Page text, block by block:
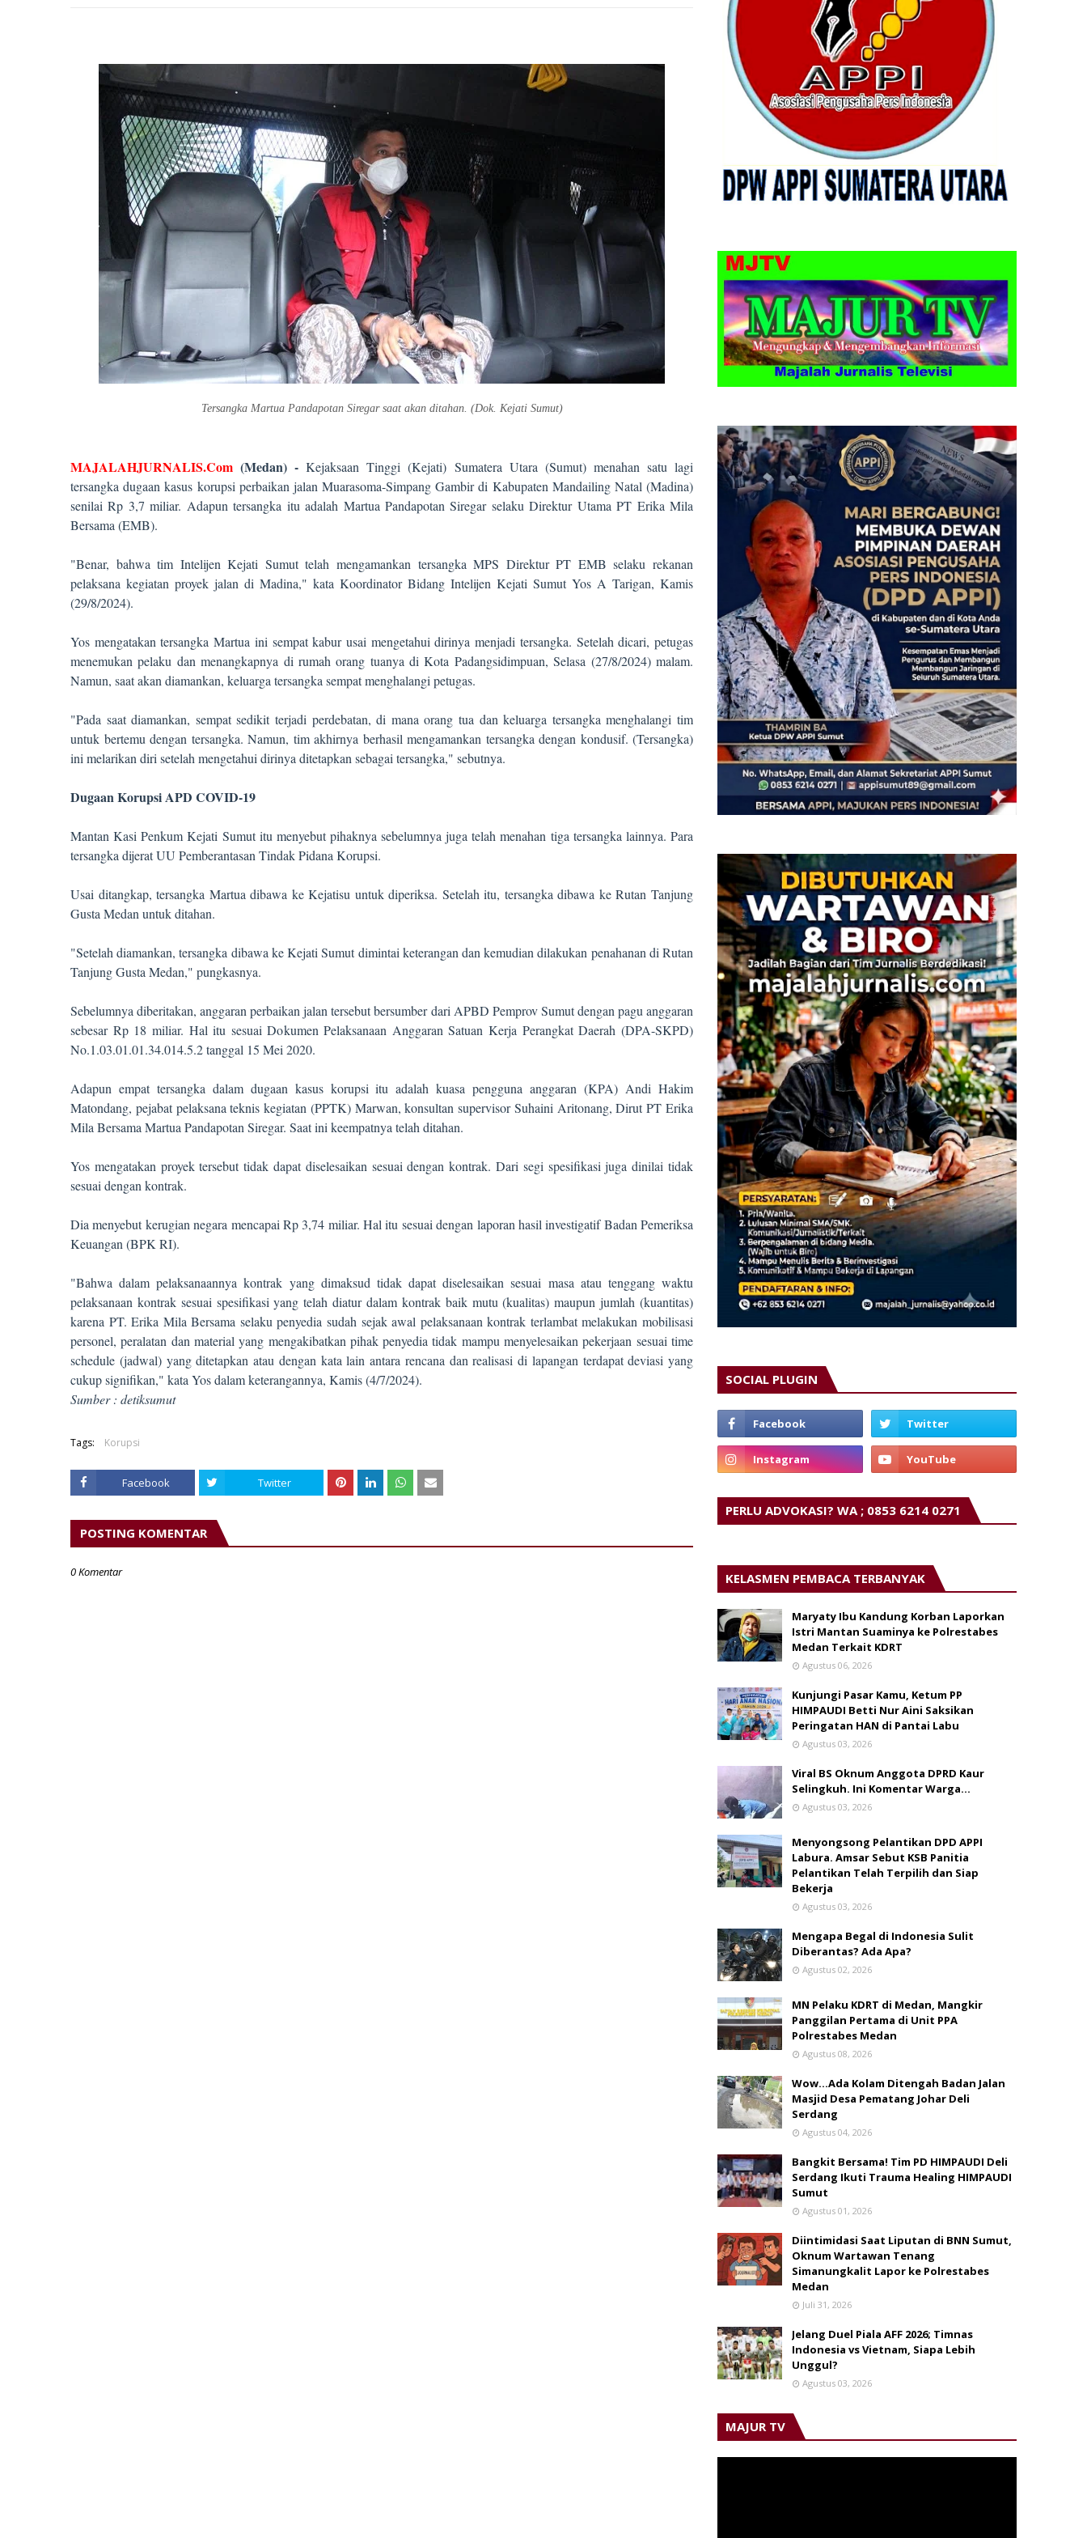
Tersangka Martua Pandapotan Siregar saat akan ditahan. (Dok. Kejati Sumut)
MAJALAHJURNALIS.Com(Medan) - Kejaksaan Tinggi (Kejati) Sumatera Utara (Sumut) menahan satu lagi
tersangka dugaan kasus korupsi perbaikan jalan Muarasoma-Simpang Gambir di Kabupaten Mandailing Natal (Madina)
senilai Rp 3,7 miliar. Adapun tersangka itu adalah Martua Pandapotan Siregar selaku Direktur Utama PT Erika Mila
Bersama (EMB).
"Benar, bahwa tim Intelijen Kejati Sumut telah mengamankan tersangka MPS Direktur PT EMB selaku rekanan
pelaksana kegiatan proyek jalan di Madina," kata Koordinator Bidang Intelijen Kejati Sumut Yos A Tarigan, Kamis
(29/8/2024).
Yos mengatakan tersangka Martua ini sempat kabur usai mengetahui dirinya menjadi tersangka. Setelah dicari, petugas
menemukan pelaku dan menangkapnya di rumah orang tuanya di Kota Padangsidimpuan, Selasa (27/8/2024) malam.
Namun, saat akan diamankan, keluarga tersangka sempat menghalangi petugas.
"Pada saat diamankan, sempat sedikit terjadi perdebatan, di mana orang tua dan keluarga tersangka menghalangi tim
untuk bertemu dengan tersangka. Namun, tim akhirnya berhasil mengamankan tersangka dengan kondusif. (Tersangka)
ini melarikan diri setelah mengetahui dirinya ditetapkan sebagai tersangka," sebutnya.
Dugaan Korupsi APD COVID-19
Mantan Kasi Penkum Kejati Sumut itu menyebut pihaknya sebelumnya juga telah menahan tiga tersangka lainnya. Para
tersangka dijerat UU Pemberantasan Tindak Pidana Korupsi.
Usai ditangkap, tersangka Martua dibawa ke Kejatisu untuk diperiksa. Setelah itu, tersangka dibawa ke Rutan Tanjung
Gusta Medan untuk ditahan.
"Setelah diamankan, tersangka dibawa ke Kejati Sumut dimintai keterangan dan kemudian dilakukan penahanan di Rutan
Tanjung Gusta Medan," pungkasnya.
Sebelumnya diberitakan, anggaran perbaikan jalan tersebut bersumber dari APBD Pemprov Sumut dengan pagu anggaran
sebesar Rp 18 miliar. Hal itu sesuai Dokumen Pelaksanaan Anggaran Satuan Kerja Perangkat Daerah (DPA-SKPD)
No.1.03.01.01.34.014.5.2 tanggal 15 Mei 2020.
Adapun empat tersangka dalam dugaan kasus korupsi itu adalah kuasa pengguna anggaran (KPA) Andi Hakim
Matondang, pejabat pelaksana teknis kegiatan (PPTK) Marwan, konsultan supervisor Suhaini Aritonang, Dirut PT Erika
Mila Bersama Martua Pandapotan Siregar. Saat ini keempatnya telah ditahan.
Yos mengatakan proyek tersebut tidak dapat diselesaikan sesuai dengan kontrak. Dari segi spesifikasi juga dinilai tidak
sesuai dengan kontrak.
Dia menyebut kerugian negara mencapai Rp 3,74 miliar. Hal itu sesuai dengan laporan hasil investigatif Badan Pemeriksa
Keuangan (BPK RI).
"Bahwa dalam pelaksanaannya kontrak yang dimaksud tidak dapat diselesaikan sesuai masa atau tenggang waktu
pelaksanaan kontrak sesuai spesifikasi yang telah diatur dalam kontrak baik mutu (kualitas) maupun jumlah (kuantitas)
karena PT. Erika Mila Bersama selaku penyedia sudah sejak awal pelaksanaan kontrak terlambat melakukan mobilisasi
personel, peralatan dan material yang mengakibatkan pihak penyedia tidak mampu menyelesaikan pekerjaan sesuai time
schedule (jadwal) yang ditetapkan atau dengan kata lain antara rencana dan realisasi di lapangan terdapat deviasi yang
cukup signifikan," kata Yos dalam keterangannya, Kamis (4/7/2024).
Sumber : detiksumut
Tags: Korupsi
Facebook Twitter
POSTING KOMENTAR
0 Komentar
SOCIAL PLUGIN
PERLU ADVOKASI? WA ; 0853 6214 0271
KELASMEN PEMBACA TERBANYAK
Maryaty Ibu Kandung Korban Laporkan
Istri Mantan Suaminya ke Polrestabes
Medan Terkait KDRT
Agustus 06, 2026
Kunjungi Pasar Kamu, Ketum PP
HIMPAUDI Betti Nur Aini Saksikan
Peringatan HAN di Pantai Labu
Agustus 03, 2026
Viral BS Oknum Anggota DPRD Kaur
Selingkuh. Ini Komentar Warga…
Agustus 03, 2026
Menyongsong Pelantikan DPD APPI
Labura. Amsar Sebut KSB Panitia
Pelantikan Telah Terpilih dan Siap
Bekerja
Agustus 03, 2026
Mengapa Begal di Indonesia Sulit
Diberantas? Ada Apa?
Agustus 02, 2026
MN Pelaku KDRT di Medan, Mangkir
Panggilan Pertama di Unit PPA
Polrestabes Medan
Agustus 08, 2026
Wow...Ada Kolam Ditengah Badan Jalan
Masjid Desa Pematang Johar Deli
Serdang
Agustus 04, 2026
Bangkit Bersama! Tim PD HIMPAUDI Deli
Serdang Ikuti Trauma Healing HIMPAUDI
Sumut
Agustus 01, 2026
Diintimidasi Saat Liputan di BNN Sumut,
Oknum Wartawan Tenang
Simanungkalit Lapor ke Polrestabes
Medan
Juli 31, 2026
Jelang Duel Piala AFF 2026; Timnas
Indonesia vs Vietnam, Siapa Lebih
Unggul?
Agustus 03, 2026
MAJUR TV